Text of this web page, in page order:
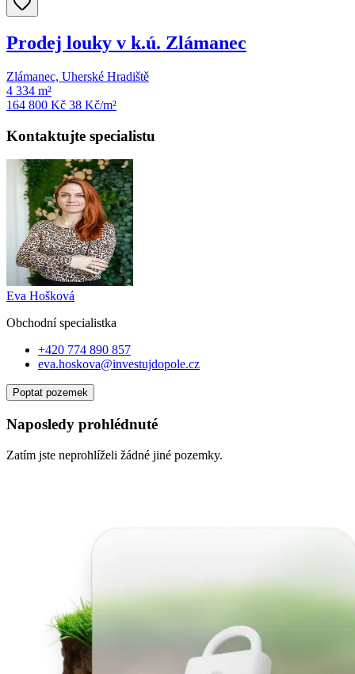
Prodej louky v k.ú. Zlámanec
Zlámanec, Uherské Hradiště
4 334 m²
164 800 Kč 38 Kč/m²
Kontaktujte specialistu
Eva Hošková
Obchodní specialistka
+420 774 890 857
eva.hoskova@investujdopole.cz
Poptat pozemek
Naposledy prohlédnuté
Zatím jste neprohlíželi žádné jiné pozemky.